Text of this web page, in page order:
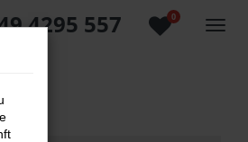
0
4295 557